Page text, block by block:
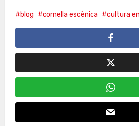
blog cornella escènica cultura